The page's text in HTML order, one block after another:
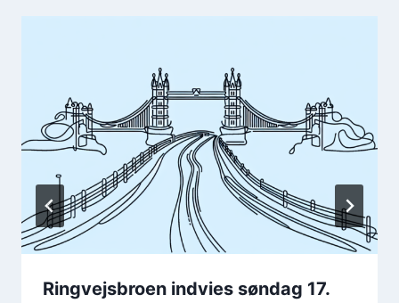
Ringvejsbroen indvies søndag 17.